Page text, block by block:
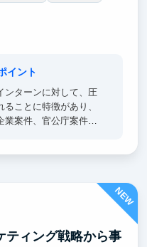
イント
ンターンに対して、圧
ことに特徴があり、
業案件、官公庁案件を
系大手、外資系企業
ビジネスマン」へと
NEW
ティング戦略から事